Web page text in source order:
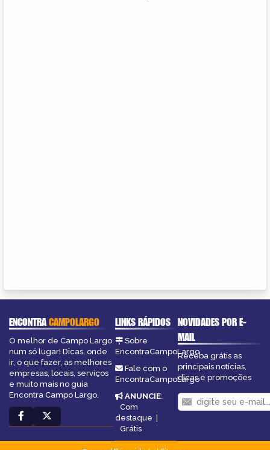
ENCONTRACAMPOLARGO
O melhor de Campo Largo
num só lugar! Dicas, onde
ir, o que fazer, as melhores
empresas, locais, serviços
e muito mais no guia
Encontra Campo Largo.
LINKS RÁPIDOS
Sobre
EncontraCampoLargo
Fale com o
EncontraCampoLargo
ANUNCIE:
Com
destaque |
Grátis
NOVIDADES POR E-
MAIL
Receba grátis as
principais notícias,
dicas e promoções